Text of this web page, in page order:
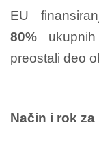
EU
80%
preostali deo
Način i rok